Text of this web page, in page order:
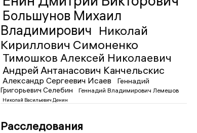
Большунов Михаил
Владимирович Николай
Кириллович Симоненко
Тимошков Алексей Николаевич
Андрей Антанасович Канчельскис
Александр Сергеевич Исаев
Геннадий
Григорьевич Селебин
Геннадий Владимирович Лемешов
Николай Васильевич Денин
Расследования